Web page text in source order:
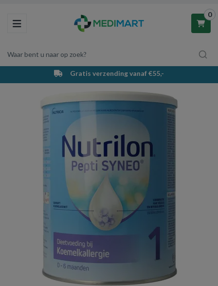
Toggle navigation
Waar bent u naar op zoek?
0
Winkelwagen
Uw winkelwagen is leeg.
Vul hem met producten.
Gratis verzending vanaf €55,-